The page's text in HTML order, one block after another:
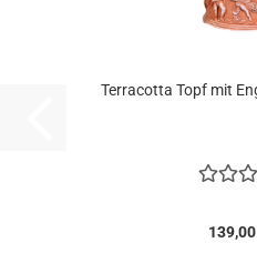
Terracotta Topf mit
139,00